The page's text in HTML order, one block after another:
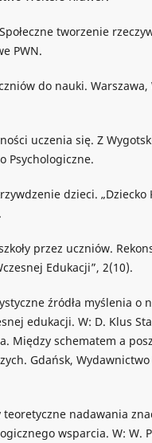
tworzenie
PWN.
do nauki.
uczenia się. Z
Psychologiczne.
dzieci. „Dziecko
przez uczniów.
Edukacji”, 2(10).
źródła myślenia o
edukacji. W: D. Klus
Między schematem a
Gdańsk,
teoretyczne nadawania
wsparcia. W: W.